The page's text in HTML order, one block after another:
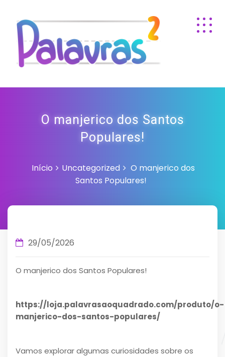
O manjerico dos Santos
Populares!
Início Uncategorized
O manjerico dos
Santos Populares!
29/05/2026
O manjerico dos Santos Populares!
https://loja.palavrasaoquadrado.com/produto/o-
manjerico-dos-santos-populares/
Vamos explorar algumas curiosidades sobre os